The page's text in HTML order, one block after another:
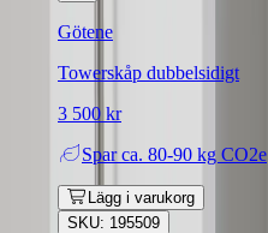
Götene
Towerskåp dubbelsidigt
3 500 kr
Spar ca. 80-90 kg CO2e
Lägg i varukorg
SKU: 195509